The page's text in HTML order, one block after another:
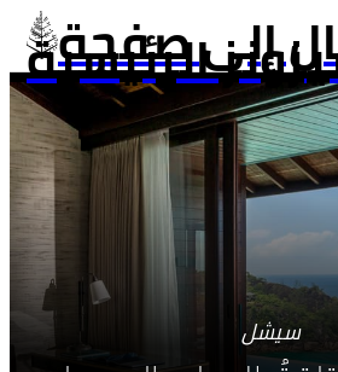
إلى صفحة
الرئيسية
سيشل